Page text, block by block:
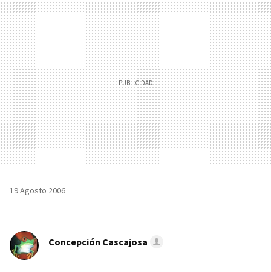
MAIL
19 Agosto 2006
Concepción Cascajosa